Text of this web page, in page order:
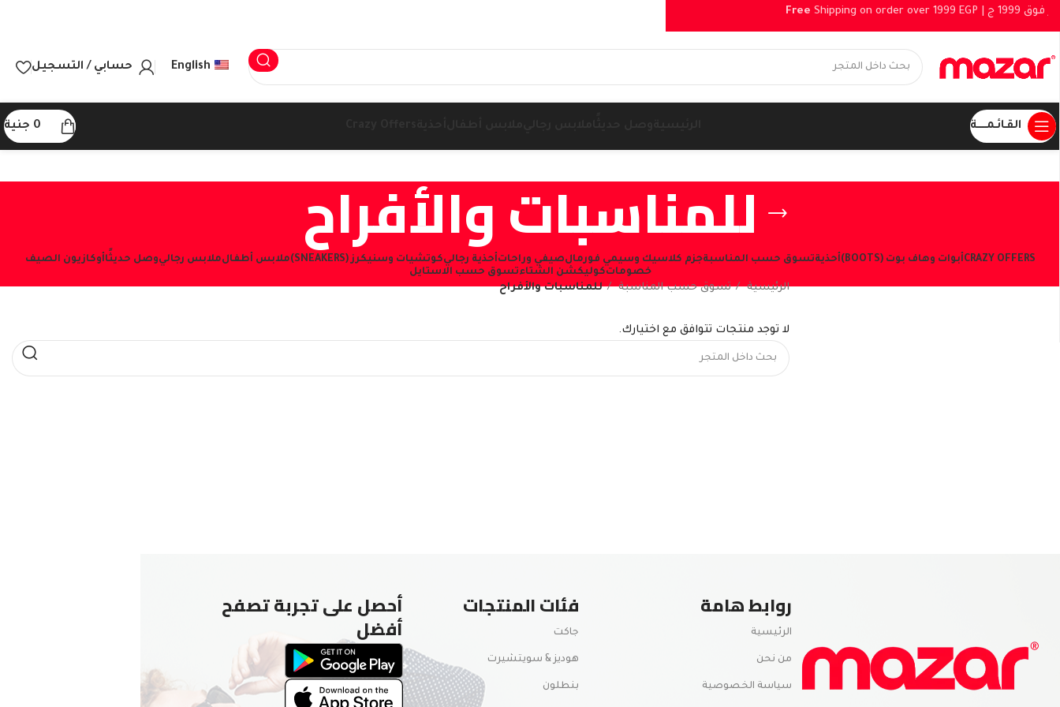
English حسابي / التسجيل
القـائـمــــــة 0 جنية
للمناسبات والأفراح CRAZY OFFERSأبوات وهاف بوت (BOOTS) أحذيةتسوق حسب المناسبةجزم كلاسيك وسيمي فورمالصيفي وراحاتأحذية رجاليكوتشيات وسنيكرز (SNEAKERS) ملابس أطفالملابس رجاليوصل حديثًاأوكازيون الصيف
خصوماتكوليكشن الشتاءتسوق حسب الاستايل
الرئيسية تسوق حسب المناسبة للمناسبات والأفراح
لا توجد منتجات تتوافق مع اختيارك.
روابط هامة
الرئيسية
من نحن
سياسة الخصوصية
فئات المنتجات
جاكت
هوديز & سويتشيرت
بنطلون
أحصل على تجربة تصفح
أفضل
FreeShipping on order over 1999 EGP |